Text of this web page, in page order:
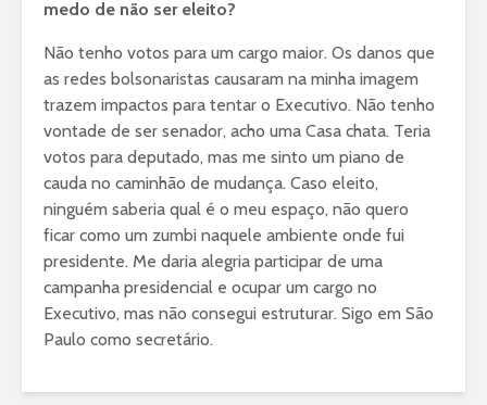
medo de não ser eleito?
Não tenho votos para um cargo maior. Os danos que
as redes bolsonaristas causaram na minha imagem
trazem impactos para tentar o Executivo. Não tenho
vontade de ser senador, acho uma Casa chata. Teria
votos para deputado, mas me sinto um piano de
cauda no caminhão de mudança. Caso eleito,
ninguém saberia qual é o meu espaço, não quero
ficar como um zumbi naquele ambiente onde fui
presidente. Me daria alegria participar de uma
campanha presidencial e ocupar um cargo no
Executivo, mas não consegui estruturar. Sigo em São
Paulo como secretário.